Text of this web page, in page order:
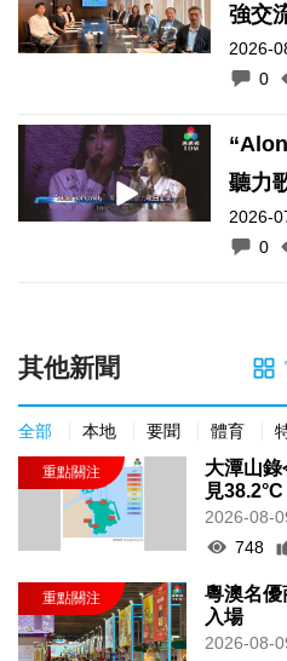
強交
2026-
0
聽力
2026-
0
其他新聞
全部 本地 要聞 體育
大潭山錄
見38.2°C
2026-08-
748
粵澳名
入場
2026-08-